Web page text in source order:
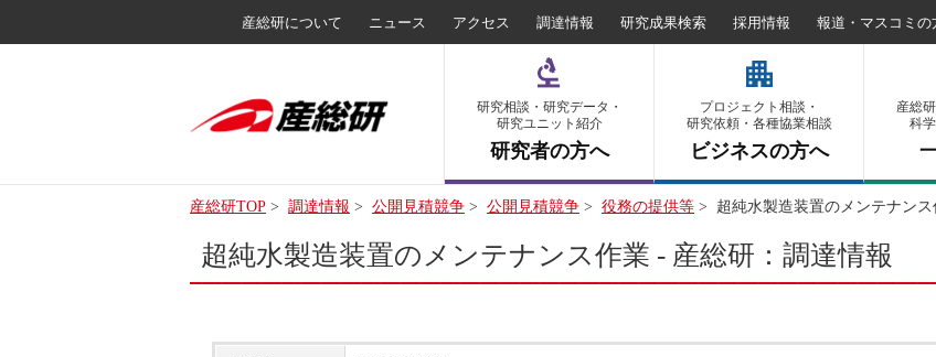
産総研について ニュース アクセス 調達情報 研究成果検索 採用情報 報道・マスコミの
研究相談・研究データ・
研究ユニット紹介
研究者の方へ
プロジェクト相談・
研究依頼・各種協業相談
ビジネスの方へ
産総
科
産総研TOP > 調達情報 > 公開見積競争 > 公開見積競争 > 役務の提供等 > 超純水製造装置のメンテナンス
超純水製造装置のメンテナンス作業 - 産総研：調達情報